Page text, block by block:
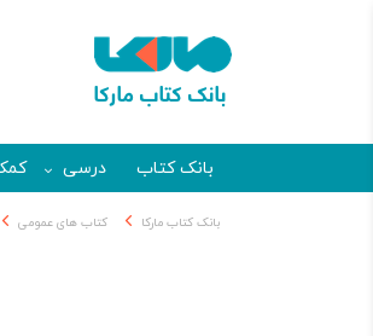
بانک کتاب درسی
بانک کتاب مارکا کتاب های عمومی